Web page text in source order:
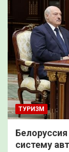
ТУРИЗМ
систему